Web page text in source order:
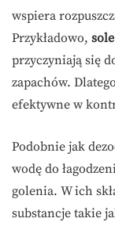
wspiera
Przykładowo,
przyczyniają się
zapachów.
efektywne w
Podobnie jak
wodę do
golenia. W ich
substancje takie